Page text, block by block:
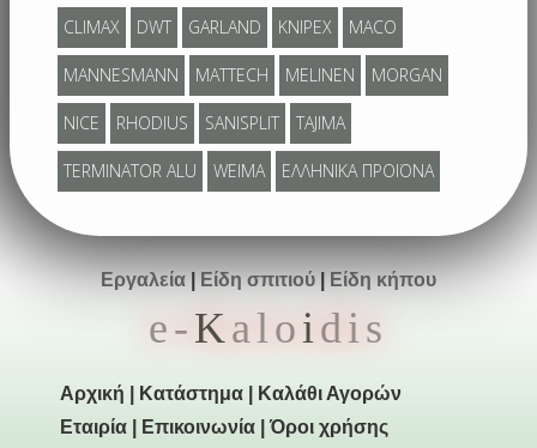
CLIMAX DWT GARLAND KNIPEX MACO
MANNESMANN MATTECH MELINEN MORGAN
NICE RHODIUS SANISPLIT TAJIMA
TERMINATOR ALU WEIMA ΕΛΛΗΝΙΚΑ ΠΡΟΪΟΝΑ
Εργαλεία Είδη σπιτιού Είδη κήπου
e-K aloi dis
Αρχική Κατάστημα
Καλάθι Αγορών
Εταιρία
Επικοινωνία |Όροι χρήσης